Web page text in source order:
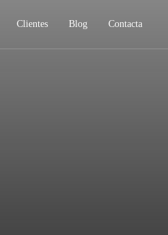
Clientes Blog Contacta